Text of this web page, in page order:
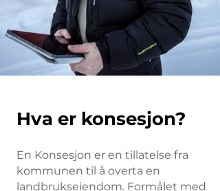
Hva er konsesjon?
En Konsesjon er en tillatelse fra
kommunen til å overta en
landbrukseiendom. Formålet med